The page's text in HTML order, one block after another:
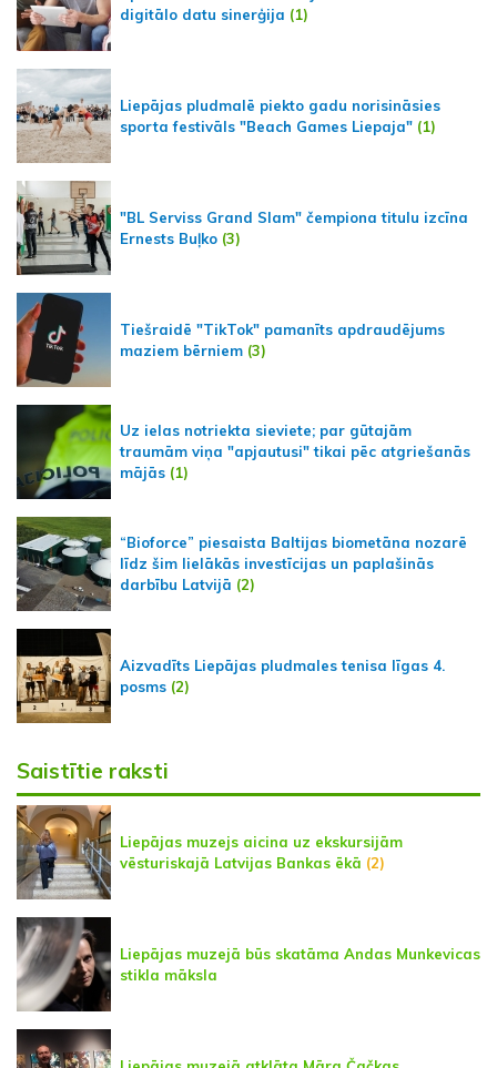
digitālo datu sinerģija (1)
Liepājas pludmalē piekto gadu norisināsies
sporta festivāls "Beach Games Liepaja" (1)
"BL Serviss Grand Slam" čempiona titulu izcīna
Ernests Buļko (3)
Tiešraidē "TikTok" pamanīts apdraudējums
maziem bērniem (3)
Uz ielas notriekta sieviete; par gūtajām
traumām viņa "apjautusi" tikai pēc atgriešanās
mājās (1)
“Bioforce” piesaista Baltijas biometāna nozarē
līdz šim lielākās investīcijas un paplašinās
darbību Latvijā (2)
Aizvadīts Liepājas pludmales tenisa līgas 4.
posms (2)
Saistītie raksti
Liepājas muzejs aicina uz ekskursijām
vēsturiskajā Latvijas Bankas ēkā (2)
Liepājas muzejā būs skatāma Andas Munkevicas
stikla māksla